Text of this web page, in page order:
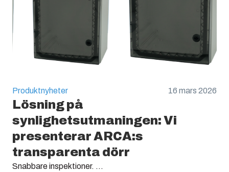
Produktnyheter 16 mars 2026
Lösning på
synlighetsutmaningen: Vi
presenterar ARCA:s
transparenta dörr
Snabbare inspektioner. ...